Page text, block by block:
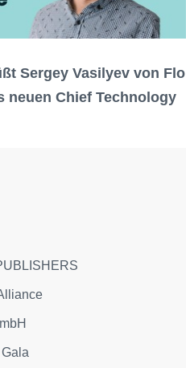
Sergey Vasilyev von Flo
neuen Chief Technology